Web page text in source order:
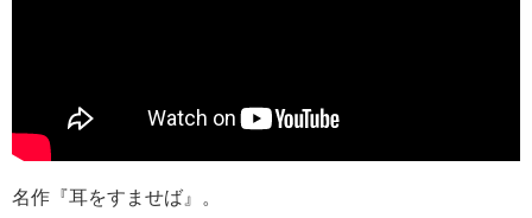
名作『耳をすませば』。